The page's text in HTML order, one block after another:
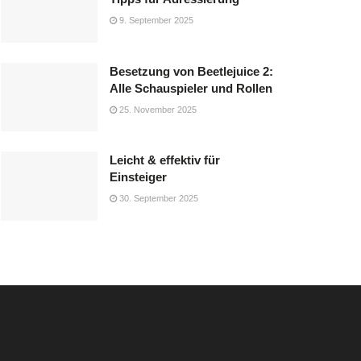
9. September 2025
Besetzung von Beetlejuice 2:
Alle Schauspieler und Rollen
25. November 2025
Leicht & effektiv für
Einsteiger
30. September 2025